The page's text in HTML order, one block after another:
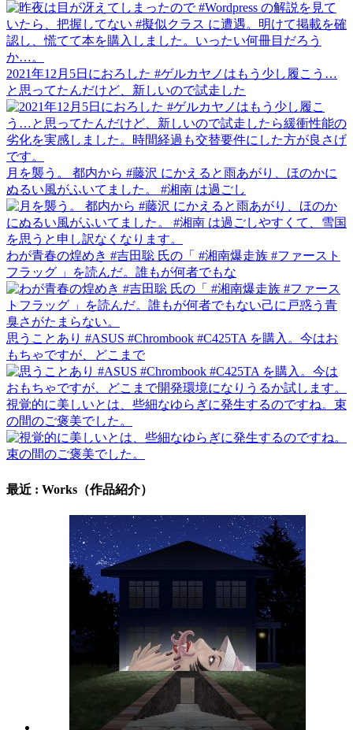
2021年12月5日におろした #ゲルカヤノはもう少し履こう…
と思ってたんだけど、新しいので試走した
月を襲う。 都内から #藤沢 にかえると雨あがり、ほのかに
ぬるい風がふいてました。 #湘南 は過ごし
わが青春の煌めき #吉田聡 氏の「 #湘南爆走族 #ファースト
フラッグ 」を読んだ。誰もが何者でもな
思うことあり #ASUS #Chrombook #C425TA を購入。今はお
もちゃですが、どこまで
視覚的に美しいとは、些細なゆらぎに発生するのですね。束
の間のご褒美でした。
最近 : Works（作品紹介）